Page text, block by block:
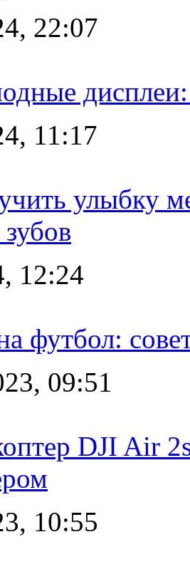
22:07
11:17
улыбку
12:24
футбол:
09:51
DJI Air
10:55